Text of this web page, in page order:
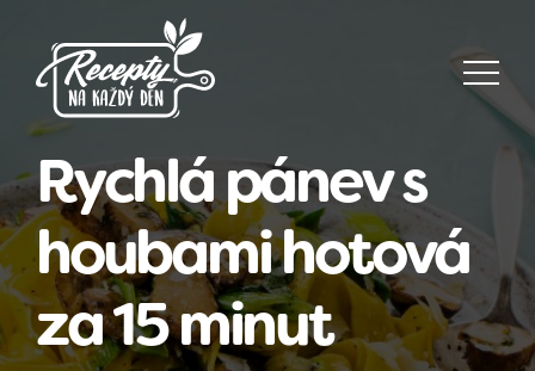
Rychlá pánev s
houbami hotová
za 15 minut